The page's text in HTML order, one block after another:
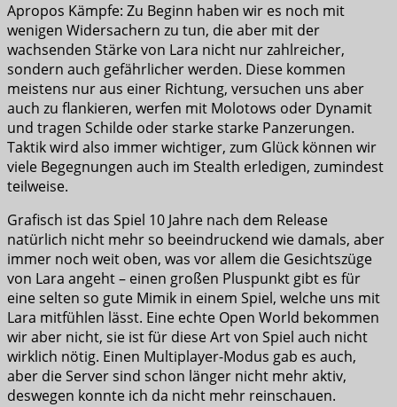
Apropos Kämpfe: Zu Beginn haben wir es noch mit
wenigen Widersachern zu tun, die aber mit der
wachsenden Stärke von Lara nicht nur zahlreicher,
sondern auch gefährlicher werden. Diese kommen
meistens nur aus einer Richtung, versuchen uns aber
auch zu flankieren, werfen mit Molotows oder Dynamit
und tragen Schilde oder starke starke Panzerungen.
Taktik wird also immer wichtiger, zum Glück können wir
viele Begegnungen auch im Stealth erledigen, zumindest
teilweise.
Grafisch ist das Spiel 10 Jahre nach dem Release
natürlich nicht mehr so beeindruckend wie damals, aber
immer noch weit oben, was vor allem die Gesichtszüge
von Lara angeht – einen großen Pluspunkt gibt es für
eine selten so gute Mimik in einem Spiel, welche uns mit
Lara mitfühlen lässt. Eine echte Open World bekommen
wir aber nicht, sie ist für diese Art von Spiel auch nicht
wirklich nötig. Einen Multiplayer-Modus gab es auch,
aber die Server sind schon länger nicht mehr aktiv,
deswegen konnte ich da nicht mehr reinschauen.